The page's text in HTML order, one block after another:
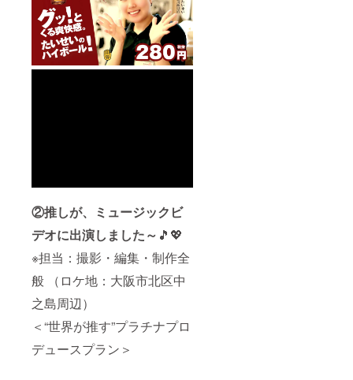
②推しが、ミュージックビ
デオに出演しました～ 🎵💖
※担当：撮影・編集・制作全
般 （ロケ地：大阪市北区中
之島周辺）
＜“世界が推す”プラチナプロ
デュースプラン＞